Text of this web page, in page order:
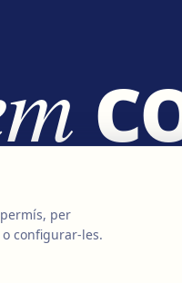
per
configurar-les.